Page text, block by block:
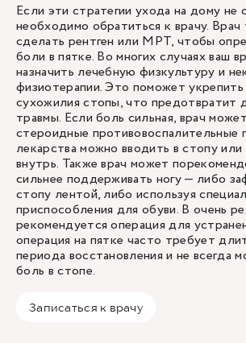
Если эти стратегии ухода на дому не
необходимо обратиться к врачу.
сделать рентген или МРТ, чтобы
боли в пятке. Во многих случаях ваш
назначить лечебную физкультуру и
физиотерапии. Это поможет
сухожилия стопы, что предотвратит
травмы. Если боль сильная, врач
стероидные противовоспалительные
лекарства можно вводить в стопу или
внутрь. Также врач может
сильнее поддерживать ногу — либо
стопу лентой, либо используя
приспособления для обуви. В очень
рекомендуется операция для
операция на пятке часто требует
периода восстановления и не всегда
боль в стопе.
Записаться к врачу